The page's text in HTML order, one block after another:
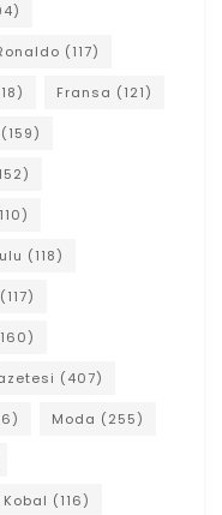
(117)
Fransa (121)
(159)
(118)
(117)
(407)
Moda (255)
(116)